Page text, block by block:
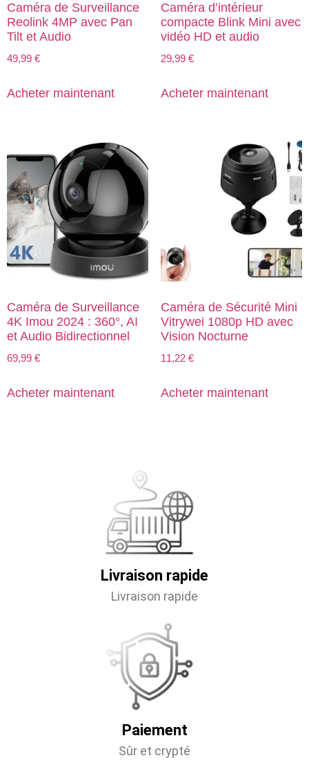
Caméra de Surveillance
Reolink 4MP avec Pan
Tilt et Audio
49,99 €
Acheter maintenant
Caméra d’intérieur
compacte Blink Mini avec
vidéo HD et audio
29,99 €
Acheter maintenant
Caméra de Surveillance
4K Imou 2024 : 360°, AI
et Audio Bidirectionnel
69,99 €
Acheter maintenant
Caméra de Sécurité Mini
Vitrywei 1080p HD avec
Vision Nocturne
11,22 €
Acheter maintenant
Livraison rapide
Livraison rapide
Paiement
Sûr et crypté